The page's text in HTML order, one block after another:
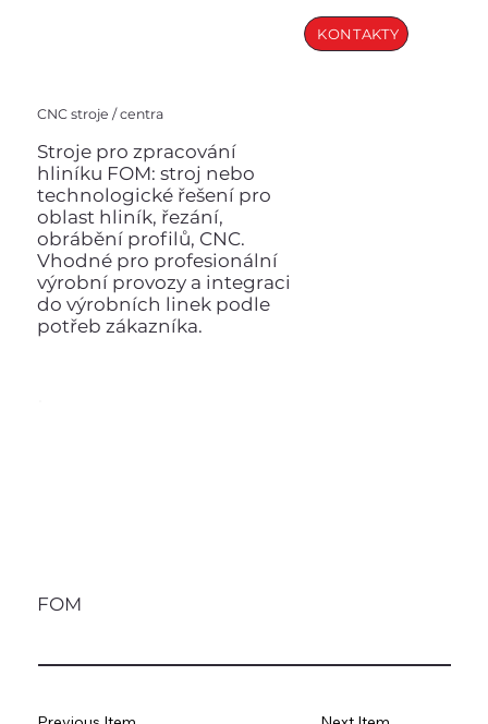
KONTAKTY
CNC stroje / centra
Stroje pro zpracování
hliníku FOM: stroj nebo
technologické řešení pro
oblast hliník, řezání,
obrábění profilů, CNC.
Vhodné pro profesionální
výrobní provozy a integraci
do výrobních linek podle
potřeb zákazníka.
FOM